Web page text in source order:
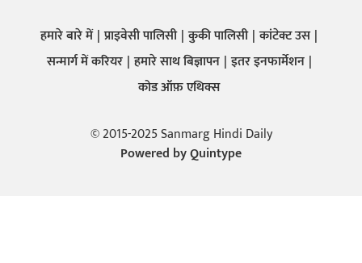
हमारे बारे में प्राइवेसी पालिसी कुकी पालिसी कांटेक्ट उस
सन्मार्ग में करियर हमारे साथ बिज्ञापन इतर इनफार्मेशन
कोड ऑफ़ एथिक्स
© 2015-2025 Sanmarg Hindi Daily
Powered byQuintype